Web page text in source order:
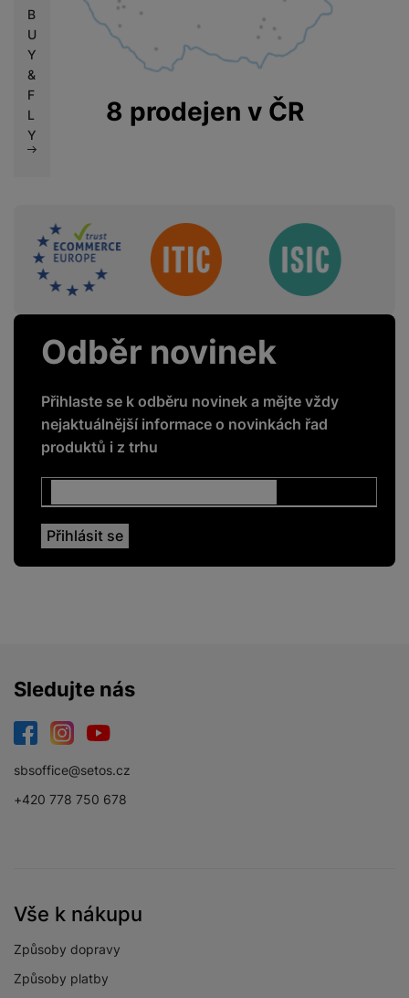
B
U
Y
&
F
L
Y
8 prodejen v ČR
Sdružení
Odběr novinek
Přihlaste se k odběru novinek a mějte vždy
nejaktuálnější informace o novinkách řad
produktů i z trhu
Sledujte nás
sbsoffice@setos.cz
+420 778 750 678
Vše k nákupu
Způsoby dopravy
Způsoby platby